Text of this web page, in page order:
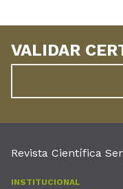
VALIDAR
Revista Científica
INSTITUCIONAL